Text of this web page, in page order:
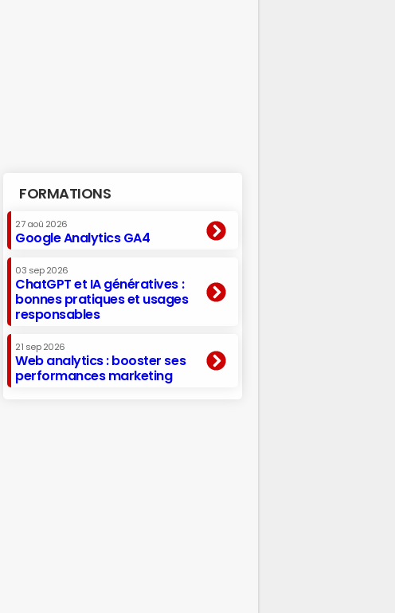
FORMATIONS
27 aoû 2026
Google Analytics GA4
03 sep 2026
ChatGPT et IA génératives :
bonnes pratiques et usages
responsables
21 sep 2026
Web analytics : booster ses
performances marketing